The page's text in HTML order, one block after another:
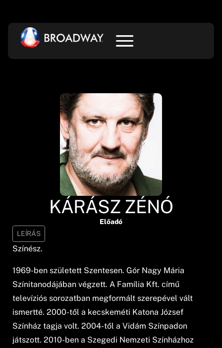
KÁRÁSZ ZÉNÓ
Előadó
LEÍRÁS
Színész.
1969-ben született Szentesen. Gór Nagy Mária
Színitanodájában végzett. A Família Kft. című
televíziós sorozatban megformált szerepével vált
ismertté. 2000-től a kecskeméti Katona József
Színház tagja volt. 2004-től a Vidám Színpadon
játszott. 2010-ben a Szegedi Nemzeti Színházhoz